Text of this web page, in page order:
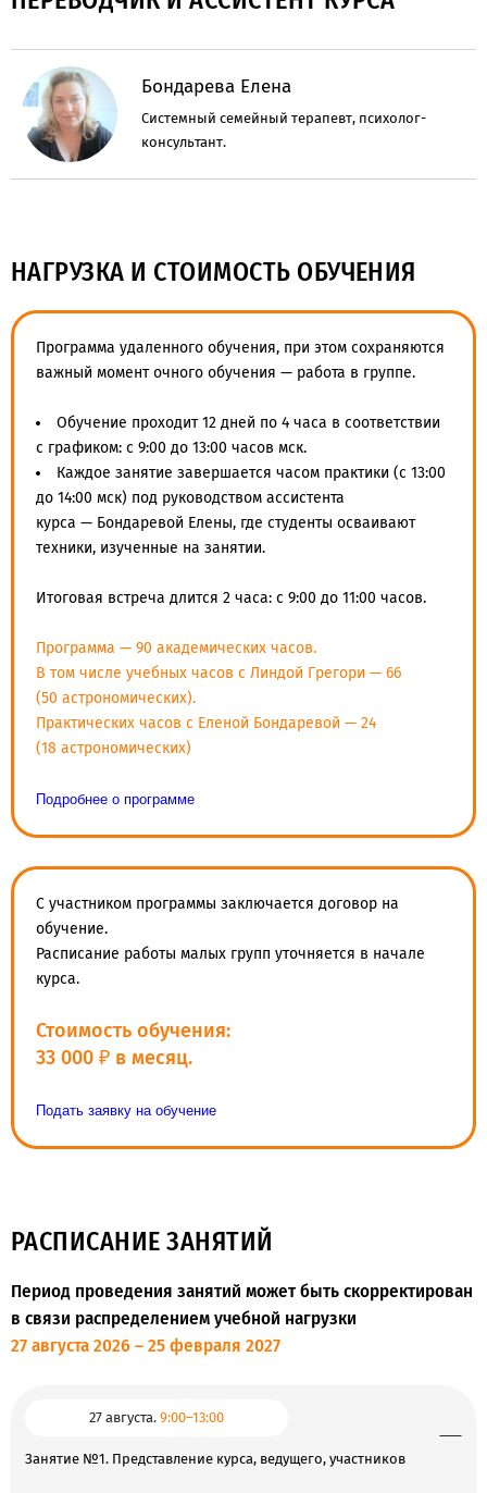
Бондарева Елена
Системный семейный терапевт, психолог-
консультант.
НАГРУЗКА И СТОИМОСТЬ ОБУЧЕНИЯ
Программа удаленного обучения, при этом сохраняются
важный момент очного обучения — работа в группе.
Обучение проходит 12 дней по 4 часа в соответствии
с графиком: с 9:00 до 13:00 часов мск.
Каждое занятие завершается часом практики (с 13:00
до 14:00 мск) под руководством ассистента
курса — Бондаревой Елены, где студенты осваивают
техники, изученные на занятии.
Итоговая встреча длится 2 часа: с 9:00 до 11:00 часов.
Программа — 90 академических часов.
В том числе учебных часов с Линдой Грегори — 66
(50 астрономических).
Практических часов с Еленой Бондаревой — 24
(18 астрономических)
Подробнее о программе
C участником программы заключается договор на
обучение.
Расписание работы малых групп уточняется в начале
курса.
Стоимость обучения:
33 000 ₽ в месяц.
Подать заявку на обучение
РАСПИСАНИЕ ЗАНЯТИЙ
Период проведения занятий может быть скорректирован
в связи распределением учебной нагрузки
27 августа 2026 – 25 февраля 2027
27 августа. 9:00–13:00
Занятие №1. Представление курса, ведущего, участников